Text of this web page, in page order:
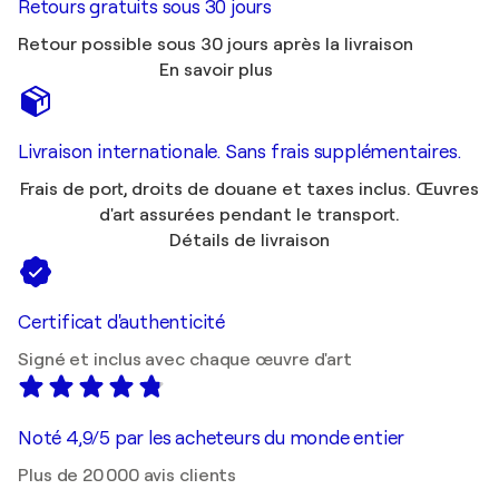
Retours gratuits sous 30 jours
Retour possible sous 30 jours après la livraison
En savoir plus
Livraison internationale. Sans frais supplémentaires.
Frais de port, droits de douane et taxes inclus. Œuvres
d'art assurées pendant le transport.
Détails de livraison
Certificat d'authenticité
Signé et inclus avec chaque œuvre d'art
Noté 4,9/5 par les acheteurs du monde entier
Plus de 20 000 avis clients